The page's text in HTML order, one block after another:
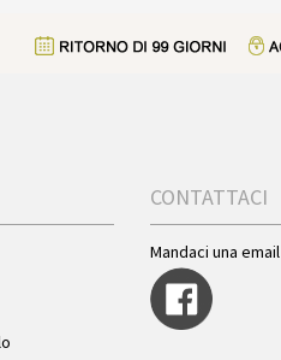
CONTATTACI
Mandaci una email